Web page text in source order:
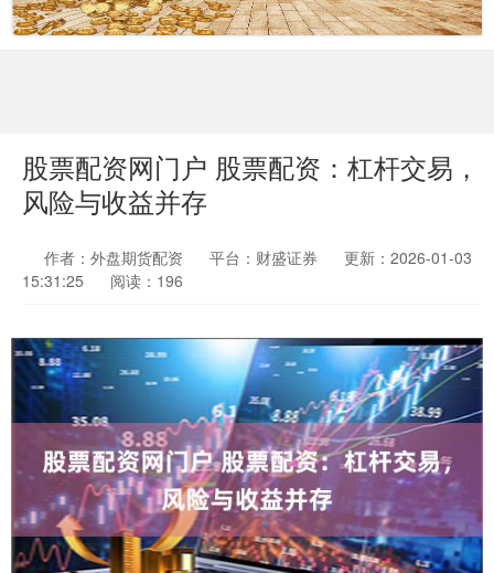
股票配资网门户 股票配资：杠杆交易，
风险与收益并存
作者：外盘期货配资 平台：财盛证券
更新：2026-01-03
15:31:25
阅读：196